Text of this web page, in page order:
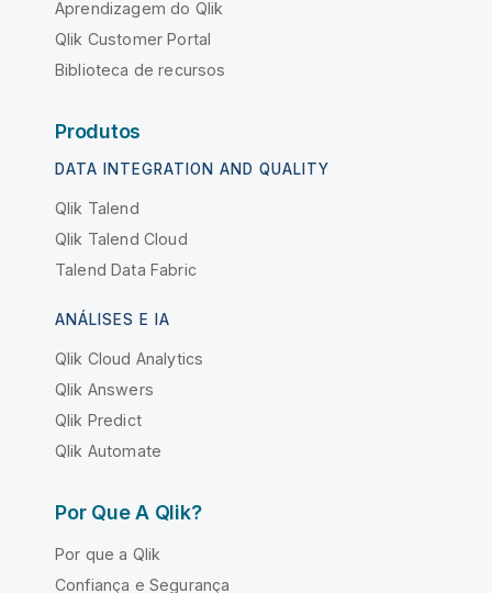
Aprendizagem do Qlik
Qlik Customer Portal
Biblioteca de recursos
Produtos
DATA INTEGRATION AND QUALITY
Qlik Talend
Qlik Talend Cloud
Talend Data Fabric
ANÁLISES E IA
Qlik Cloud Analytics
Qlik Answers
Qlik Predict
Qlik Automate
Por Que A Qlik?
Por que a Qlik
Confiança e Segurança